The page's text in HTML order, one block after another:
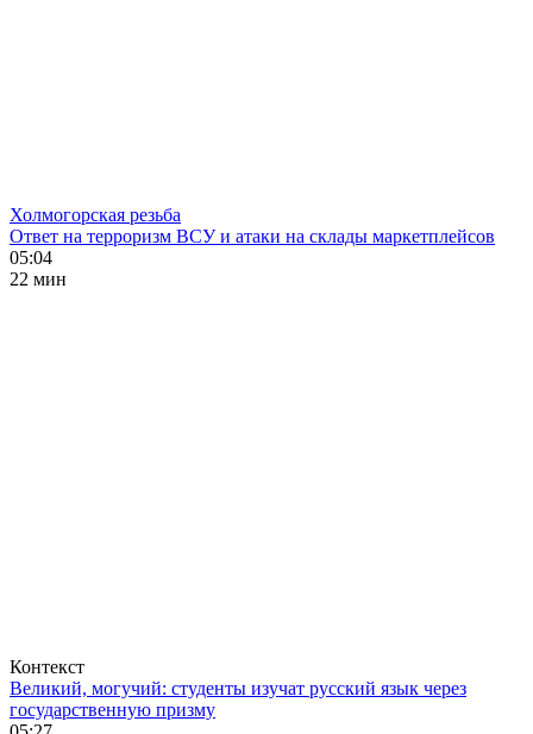
Холмогорская резьба
Ответ на терроризм ВСУ и атаки на склады маркетплейсов
05:04
22 мин
Контекст
Великий, могучий: студенты изучат русский язык через
государственную призму